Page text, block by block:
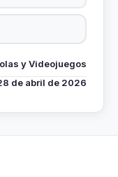
y Videojuegos
de abril de 2026